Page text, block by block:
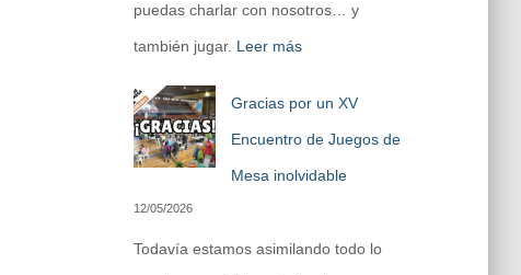
puedas charlar con nosotros… y
también jugar. Leer más
Gracias por un XV
Encuentro de Juegos de
Mesa inolvidable
12/05/2026
Todavía estamos asimilando todo lo